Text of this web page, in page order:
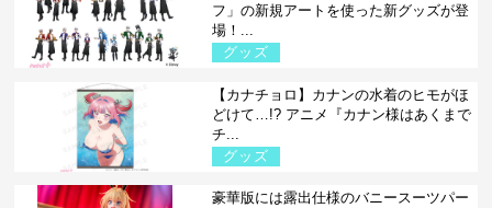
フ」の新規アートを使った新グッズが登
場！...
グッズ
【カナチョロ】カナンの水着のヒモがほ
どけて…!? アニメ『カナン様はあくまで
チ...
グッズ
豪華版には露出仕様のバニースーツパー